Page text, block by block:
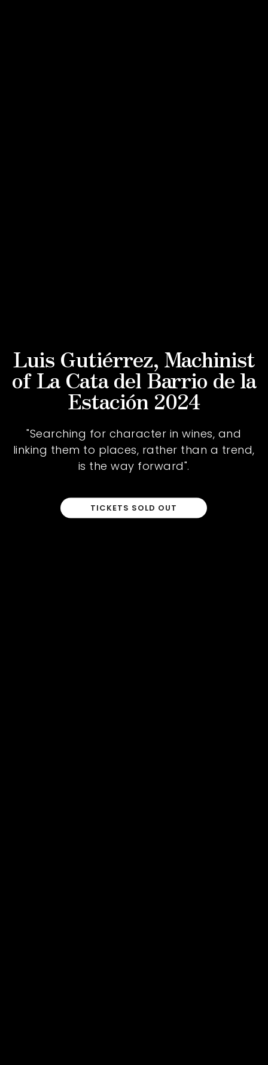
Luis Gutiérrez, Machinist
of La Cata del Barrio de la
Estación 2024
"Searching for character in wines, and
linking them to places, rather than a trend,
is the way forward".
TICKETS SOLD OUT